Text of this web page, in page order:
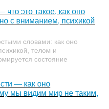
это такое, как оно
с вниманием, психикой
словами: как оно
телом и
состояние
— как оно
мы видим мир не таким,